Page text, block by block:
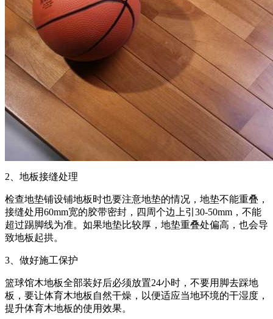
2、地板接缝处理
检查地垫铺设铺地板时也要注意地垫的情况，地垫不能重叠，
接缝处用60mm宽的胶带密封，四周个边上引30-50mm，不能
超过踢脚线为准。如果地垫比较厚，地垫重叠处偏高，也会导
致地板起拱。
3、做好施工保护
篮球馆木地板全部装好后必须放置24小时，不要用脚去踩地
板，要让体育木地板自然干燥，以便适应当地环境的干湿度，
提升体育木地板的使用效果。